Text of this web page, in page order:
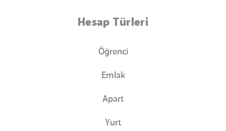
Hesap Türleri
Öğrenci
Emlak
Apart
Yurt